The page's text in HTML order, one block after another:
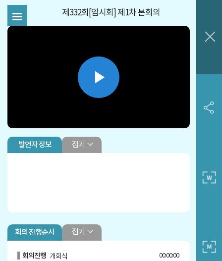
제332회[임시회] 제1차 본회의
Play
Video
발언자 정보 접기
회의 진행순서 접기
회의진행 개회식 00:00:00